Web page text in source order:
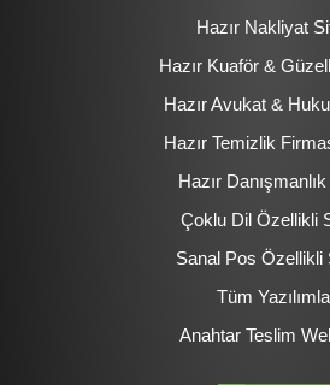
Hazır Nakliyat
Hazır Kuaför &
Hazır Avukat &
Hazır Temizlik
Hazır
Çoklu Dil Özellikli
Sanal Pos Özellikli
Tüm
Anahtar Teslim